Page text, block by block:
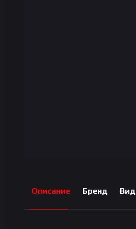
Описание Бренд